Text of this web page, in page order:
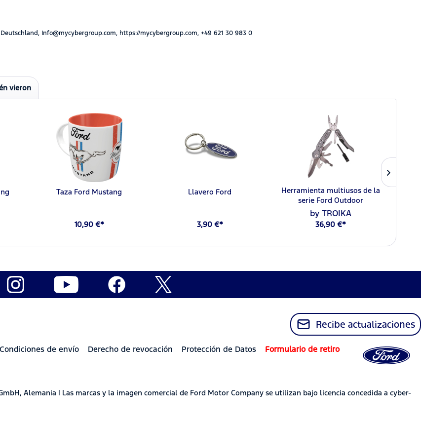
Info@mycybergroup.com, https://mycybergroup.com, +49 621 30 983 0
vieron
Taza Ford Mustang
10,90 €*
Llavero Ford
3,90 €*
Herramienta multiusos de la
serie Ford Outdoor
by TROIKA
36,90 €*
Recibe actualizaciones
Condiciones de envío Derecho de revocación Protección de Datos
Formulario de retiro
Alemania | Las marcas y la imagen comercial de Ford Motor Company se utilizan bajo licencia concedida a cyber-